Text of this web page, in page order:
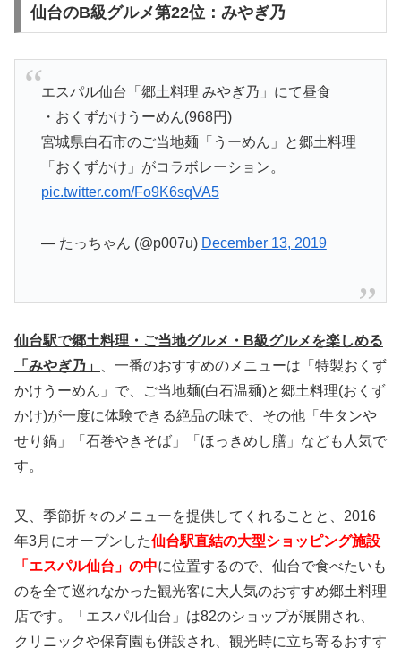
仙台のB級グルメ第22位：みやぎ乃
エスパル仙台「郷土料理 みやぎ乃」にて昼食
・おくずかけうーめん(968円)
宮城県白石市のご当地麺「うーめん」と郷土料理
「おくずかけ」がコラボレーション。
pic.twitter.com/Fo9K6sqVA5
— たっちゃん (@p007u) December 13, 2019
仙台駅で郷土料理・ご当地グルメ・B級グルメを楽しめる
「みやぎ乃」
、一番のおすすめのメニューは「特製おくず
かけうーめん」で、ご当地麺(白石温麺)と郷土料理(おくず
かけ)が一度に体験できる絶品の味で、その他「牛タンや
せり鍋」「石巻やきそば」「ほっきめし膳」なども人気で
す。
又、季節折々のメニューを提供してくれることと、2016
年3月にオープンした仙台駅直結の大型ショッピング施設
「エスパル仙台」の中に位置するので、仙台で食べたいも
のを全て巡れなかった観光客に大人気のおすすめ郷土料理
店です。「エスパル仙台」は82のショップが展開され、
クリニックや保育園も併設され、観光時に立ち寄るおすす